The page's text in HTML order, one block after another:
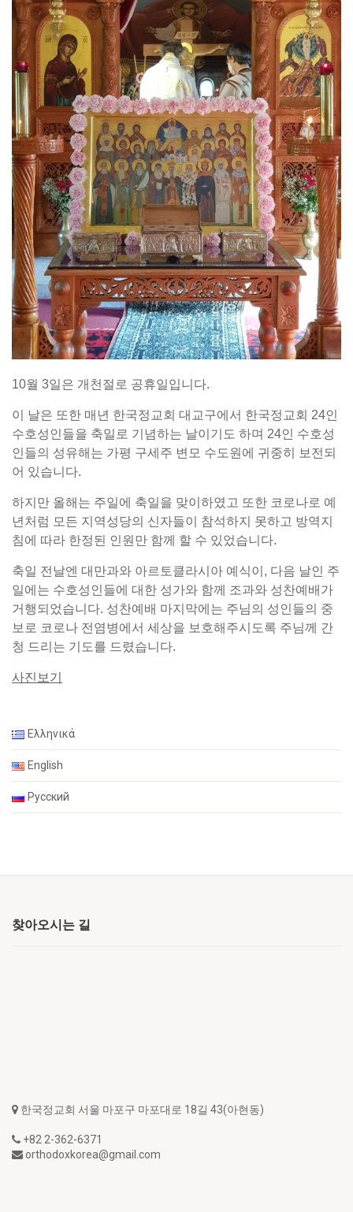
10월 3일은 개천절로 공휴일입니다.
이 날은 또한 매년 한국정교회 대교구에서 한국정교회 24인
수호성인들을 축일로 기념하는 날이기도 하며 24인 수호성
인들의 성유해는 가평 구세주 변모 수도원에 귀중히 보전되
어 있습니다.
하지만 올해는 주일에 축일을 맞이하였고 또한 코로나로 예
년처럼 모든 지역성당의 신자들이 참석하지 못하고 방역지
침에 따라 한정된 인원만 함께 할 수 있었습니다.
축일 전날엔 대만과와 아르토클라시아 예식이, 다음 날인 주
일에는 수호성인들에 대한 성가와 함께 조과와 성찬예배가
거행되었습니다. 성찬예배 마지막에는 주님의 성인들의 중
보로 코로나 전염병에서 세상을 보호해주시도록 주님께 간
청 드리는 기도를 드렸습니다.
사진보기
Ελληνικά
English
Русский
찾아오시는 길
한국정교회 서울 마포구 마포대로 18길 43(아현동)
+82 2-362-6371
orthodoxkorea@gmail.com